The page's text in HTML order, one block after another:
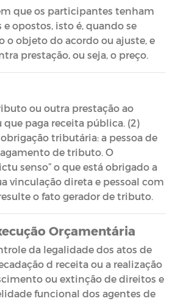
que os participantes tenham
e opostos, isto é, quando se
o objeto do acordo ou ajuste, e
prestação, ou seja, o preço.
ou outra prestação ao
paga receita pública. (2)
tributária: a pessoa de
de tributo. O
senso” o que está obrigado a
vinculação direta e pessoal com
o fato gerador de tributo.
Orçamentária
da legalidade dos atos de
d receita ou a realização
ou extinção de direitos e
funcional dos agentes de